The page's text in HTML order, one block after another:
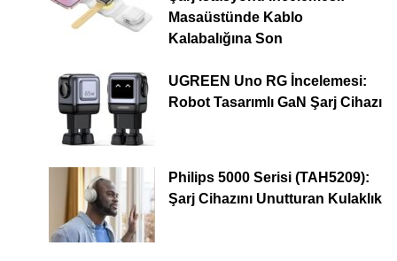
Masaüstünde Kablo
Kalabalığına Son
UGREEN Uno RG İncelemesi:
Robot Tasarımlı GaN Şarj Cihazı
Philips 5000 Serisi (TAH5209):
Şarj Cihazını Unutturan Kulaklık